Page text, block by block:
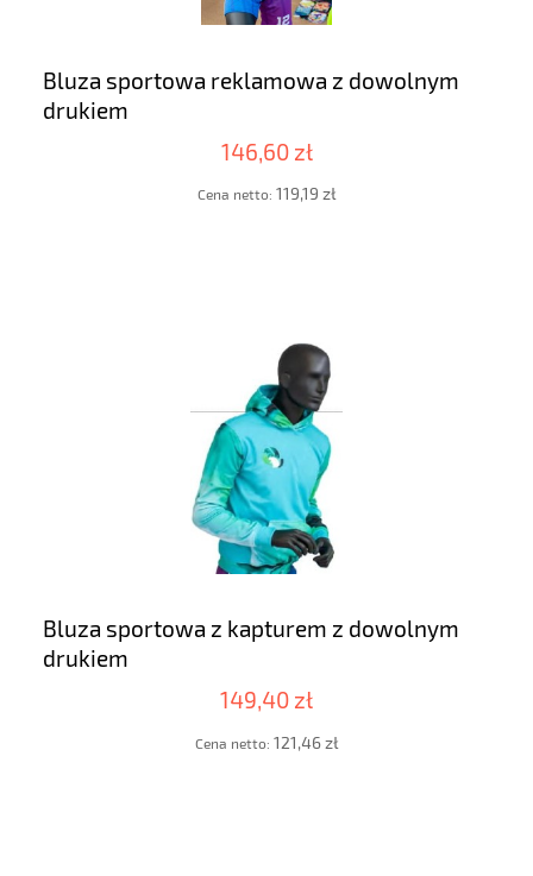
Bluza sportowa reklamowa z dowolnym
drukiem
146,60 zł
Cena netto: 119,19 zł
Bluza sportowa z kapturem z dowolnym
drukiem
149,40 zł
Cena netto: 121,46 zł